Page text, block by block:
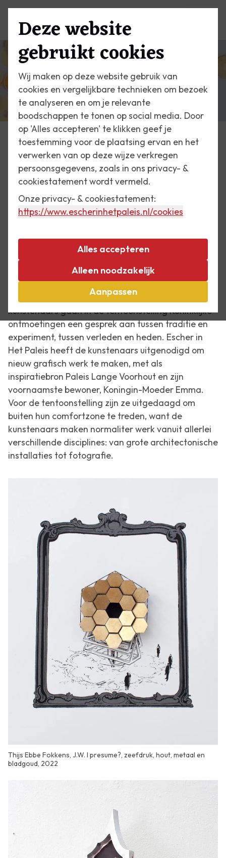
Deze website
gebruikt cookies
Wij maken op deze website gebruik van
cookies en vergelijkbare technieken om bezoek
te analyseren en om je relevante
boodschappen te tonen op social media. Door
op 'Alles accepteren' te klikken geef je
toestemming voor de plaatsing ervan en het
verwerken van op deze wijze verkregen
persoonsgegevens, zoals in ons privacy- &
cookiestatement wordt vermeld.
Onze privacy- & cookiestatement:
https://www.escherinhetpaleis.nl/cookies
Alles accepteren
Alleen noodzakelijk
Aanpassen
Nieuws
8 juni 2022
Nieuw: Koninklijke
ontmoetingen
8 september t/m 6 november
2022
Dit najaar vindt er in Escher in Het Paleis een
koninklijke ontmoeting plaats. Tien Haagse
kunstenaars gaan in de tentoonstellingKoninklijke
ontmoetingeneen gesprek aan tussen traditie en
experiment, tussen verleden en heden. Escher in
Het Paleis heeft de kunstenaars uitgenodigd om
nieuw grafisch werk te maken, met als
inspiratiebron Paleis Lange Voorhout en zijn
voornaamste bewoner, Koningin-Moeder Emma.
Voor de tentoonstelling zijn ze uitgedaagd om
buiten hun comfortzone te treden, want de
kunstenaars maken normaliter werk vanuit allerlei
verschillende disciplines: van grote architectonische
installaties tot fotografie.
Thijs Ebbe Fokkens, J.W. I presume?, zeefdruk, hout, metaal en
bladgoud, 2022